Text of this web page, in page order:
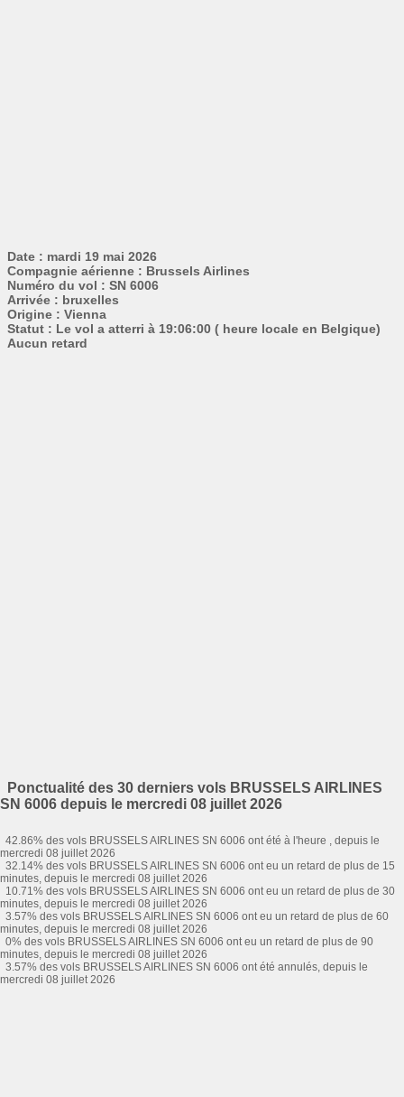
Date : mardi 19 mai 2026
Compagnie aérienne : Brussels Airlines
Numéro du vol : SN 6006
Arrivée : bruxelles
Origine : Vienna
Statut : Le vol a atterri à 19:06:00 ( heure locale en Belgique)
Aucun retard
Ponctualité des 30 derniers vols BRUSSELS AIRLINES
SN 6006 depuis le mercredi 08 juillet 2026
42.86% des vols BRUSSELS AIRLINES SN 6006 ont été à l'heure , depuis le
mercredi 08 juillet 2026
32.14% des vols BRUSSELS AIRLINES SN 6006 ont eu un retard de plus de 15
minutes, depuis le mercredi 08 juillet 2026
10.71% des vols BRUSSELS AIRLINES SN 6006 ont eu un retard de plus de 30
minutes, depuis le mercredi 08 juillet 2026
3.57% des vols BRUSSELS AIRLINES SN 6006 ont eu un retard de plus de 60
minutes, depuis le mercredi 08 juillet 2026
0% des vols BRUSSELS AIRLINES SN 6006 ont eu un retard de plus de 90
minutes, depuis le mercredi 08 juillet 2026
3.57% des vols BRUSSELS AIRLINES SN 6006 ont été annulés, depuis le
mercredi 08 juillet 2026